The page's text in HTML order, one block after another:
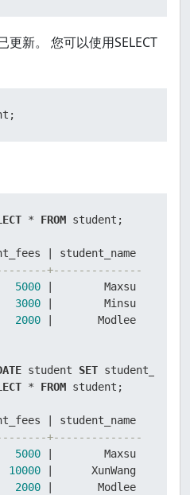
新。 您可以使用SELECT
* FROM student;
+--------------
5000
        Maxsu
3000
        Minsu
2000
       Modlee
student SET student_fees
* FROM student;
+--------------
5000
        Maxsu
10000
      XunWang
2000
       Modlee